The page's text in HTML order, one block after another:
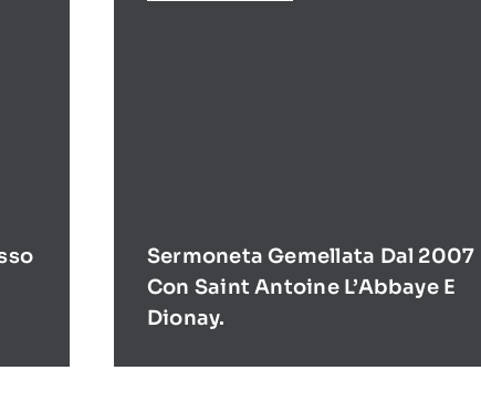
Sermoneta Gemellata Dal 2007
Con Saint Antoine L’Abbaye E
Dionay.